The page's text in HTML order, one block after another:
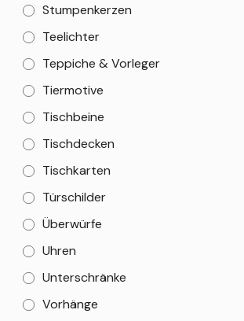
Stumpenkerzen
Teelichter
Teppiche & Vorleger
Tiermotive
Tischbeine
Tischdecken
Tischkarten
Türschilder
Überwürfe
Uhren
Unterschränke
Vorhänge